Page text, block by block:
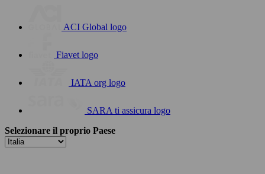
ACI Global logo
Fiavet logo
IATA org logo
SARA ti assicura logo
Selezionare il proprio Paese